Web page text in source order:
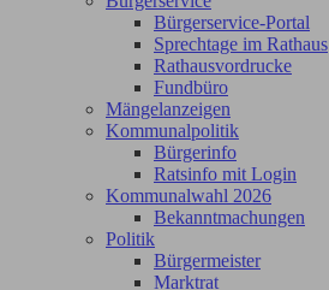
Bürgerservice-Portal
Sprechtage im Rathaus
Rathausvordrucke
Fundbüro
Mängelanzeigen
Kommunalpolitik
Bürgerinfo
Ratsinfo mit Login
Kommunalwahl 2026
Bekanntmachungen
Politik
Bürgermeister
Marktrat